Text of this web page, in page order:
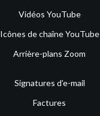
Vidéos YouTube
Icônes de chaîne YouTube
Arrière-plans Zoom
Signatures d’e-mail
Factures